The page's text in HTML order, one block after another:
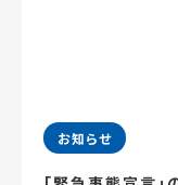
お知らせ